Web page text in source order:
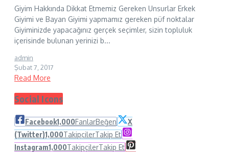
Giyim Hakkında Dikkat Etmemiz Gereken Unsurlar Erkek
Giyimi ve Bayan Giyimi yapmamız gereken püf noktalar
Giyiminizde yapacağınız gerçek seçimler, sizin topluluk
içerisinde bulunan yerinizi b...
admin
Şubat 7, 2017
Read More
Social Icons
Facebook1,000FanlarBeğen
X
(Twitter)1,000TakipçilerTakip Et
Instagram1,000TakipçilerTakip Et